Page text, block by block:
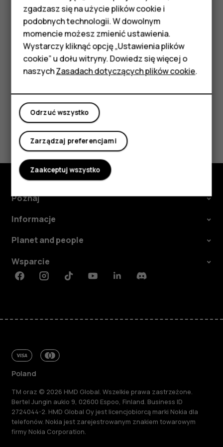
podstawowymi
Akcesoria
HMD Terra M
Tablety
Moje konto
Drugie urządzenie korzysta z danych zawartych w Twoim
planie taryfowym, może się to wiązać z naliczeniem opłat
za transmisję danych. Jeśli potrzebujesz informacji o
dostępności i kosztach transmisji, skontaktuj się z
usługodawcą sieciowym.
Czy te informacje były pomocne?
Tak Nie
Poznaj
Informacje
Planet and people
Wsparcie
FacebookInstagramTiktokYoutubeLinkedinDiscord
Poland
TM oraz © 2026 HMD Global. Wszelkie prawa zastrzeżone.
Bertel Jungin aukio 9, 02600 Espoo, Finland. Business ID
2724044-2. HMD Global Oy jest licencjobiorcą marki Nokia dla
telefonów. Nokia jest zarejestrowanym znakiem towarowym
firmy Nokia Corporation.
zgadzasz się na użycie plików cookie i
podobnych technologii. W dowolnym
momencie możesz zmienić ustawienia.
Wystarczy kliknąć opcję „Ustawienia plików
cookie” u dołu witryny. Dowiedz się więcej o
naszychZasadach dotyczących plików cookie.
Odrzuć wszystko
Zarządzaj preferencjami
Zaakceptuj wszystko